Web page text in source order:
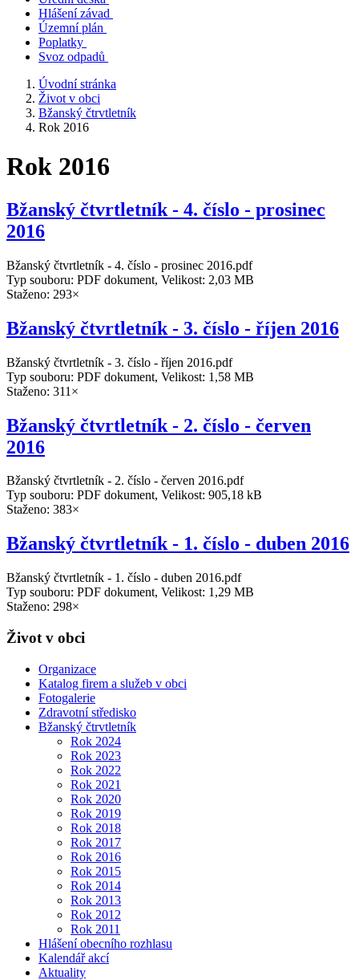
Hlášení závad
Územní plán
Poplatky
Svoz odpadů
Úvodní stránka
Život v obci
Bžanský čtrvtletník
Rok 2016
Rok 2016
Bžanský čtvrtletník - 4. číslo - prosinec
2016
Bžanský čtvrtletník - 4. číslo - prosinec 2016.pdf
Typ souboru: PDF dokument, Velikost: 2,03 MB
Staženo: 293×
Bžanský čtvrtletník - 3. číslo - říjen 2016
Bžanský čtvrtletník - 3. číslo - říjen 2016.pdf
Typ souboru: PDF dokument, Velikost: 1,58 MB
Staženo: 311×
Bžanský čtvrtletník - 2. číslo - červen
2016
Bžanský čtvrtletník - 2. číslo - červen 2016.pdf
Typ souboru: PDF dokument, Velikost: 905,18 kB
Staženo: 383×
Bžanský čtvrtletník - 1. číslo - duben 2016
Bžanský čtvrtletník - 1. číslo - duben 2016.pdf
Typ souboru: PDF dokument, Velikost: 1,29 MB
Staženo: 298×
Život v obci
Organizace
Katalog firem a služeb v obci
Fotogalerie
Zdravotní středisko
Bžanský čtrvtletník
Rok 2024
Rok 2023
Rok 2022
Rok 2021
Rok 2020
Rok 2019
Rok 2018
Rok 2017
Rok 2016
Rok 2015
Rok 2014
Rok 2013
Rok 2012
Rok 2011
Hlášení obecního rozhlasu
Kalendář akcí
Aktuality